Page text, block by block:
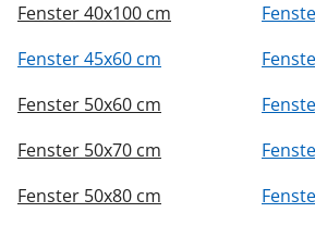
Fenster 40x100 cm
Fenster 45x60 cm
Fenster 50x60 cm
Fenster 50x70 cm
Fenster 50x80 cm